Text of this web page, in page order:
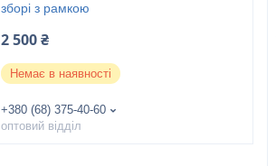
зборі з рамкою
2 500 ₴
Немає в наявності
+380 (68) 375-40-60
оптовий відділ